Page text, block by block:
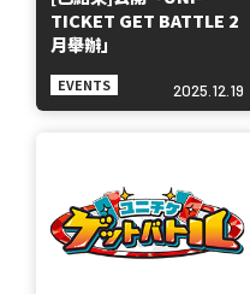
TICKET GET BATTLE 2
月舉辦」
EVENTS 2025.12.19